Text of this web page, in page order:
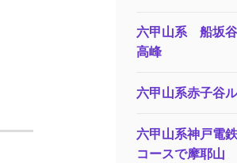
六甲山系 船坂
高峰
六甲山系赤子谷
六甲山系神戸電
コースで摩耶山